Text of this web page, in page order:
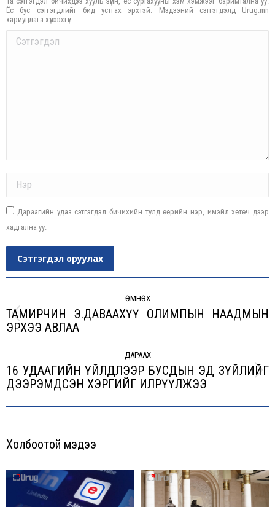
Ёс бус сэтгэгдлийг бид устгах эрхтэй. Мэдээний сэтгэгдэлд Urug.mn
хариуцлага хүлээхгүй.
Comment
Дараагийн удаа сэтгэгдэл бичихийн тулд өөрийн нэр, имэйл хөтөч дээр
хадгална уу.
Сэтгэгдэл оруулах
navigation
ӨМНӨХ
Previous
ТАМИРЧИН Э.ДАВААХҮҮ ОЛИМПЫН НААДМЫН
ЭРХЭЭ АВЛАА
ДАРААХ
Next
16 УДААГИЙН ҮЙЛДЛЭЭР БУСДЫН ЭД ЗҮЙЛИЙГ
ДЭЭРЭМДСЭН ХЭРГИЙГ ИЛРҮҮЛЖЭЭ
Холбоотой мэдээ